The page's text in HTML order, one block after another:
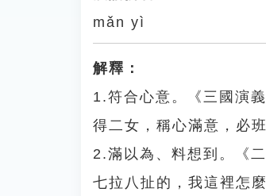
mǎn yì
解釋：
1.符合心意。《三國演
得二女，稱心滿意，必班
2.滿以為、料想到。《
七拉八扯的，我這裡怎